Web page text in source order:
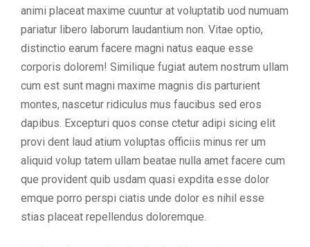
animi placeat maxime cuuntur at voluptatib uod numuam
pariatur libero laborum laudantium non. Vitae optio,
distinctio earum facere magni natus eaque esse
corporis dolorem! Similique fugiat autem nostrum ullam
cum est sunt magni maxime magnis dis parturient
montes, nascetur ridiculus mus faucibus sed eros
dapibus. Excepturi quos conse ctetur adipi sicing elit
provi dent laud atium voluptas officiis minus rer um
aliquid volup tatem ullam beatae nulla amet facere cum
que provident quib usdam quasi expdita esse dolor
emque porro perspi ciatis unde dolor es nihil esse
stias placeat repellendus doloremque.